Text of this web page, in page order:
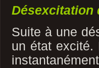
Désexcitation
Suite à une
un état excité.